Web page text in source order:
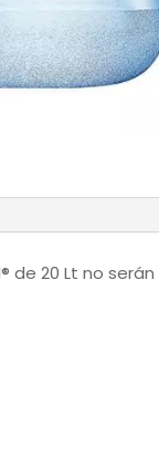
de 20 Lt no